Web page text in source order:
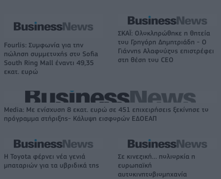
Fourlis: Συμφωνία για την
πώληση συμμετοχής στο Sofia
South Ring Mall έναντι 49,35
εκατ. ευρώ
ΣΚΑΪ: Ολοκληρώθηκε η θητεία
του Γρηγόρη Δημητριάδη - Ο
Γιάννης Αλαφούζος επιστρέφει
στη θέση του CEO
Media: Με ενίσχυση 8 εκατ. ευρώ σε 451 επιχειρήσεις ξεκίνησε το
πρόγραμμα στήριξης- Κάλυψη εισφορών ΕΔΟΕΑΠ
Η Toyota φέρνει νέα γενιά
μπαταριών για τα υβριδικά της
Σε κινεζική… πολιορκία η
ευρωπαϊκή
αυτοκινητοβιομηχανία